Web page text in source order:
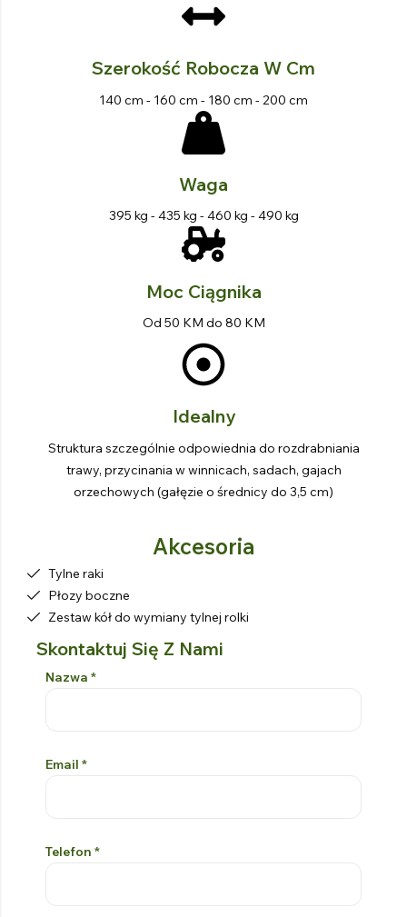
Szerokość Robocza W Cm
140 cm - 160 cm - 180 cm - 200 cm
Waga
395 kg - 435 kg - 460 kg - 490 kg
Moc Ciągnika
Od 50 KM do 80 KM
Idealny
Struktura szczególnie odpowiednia do rozdrabniania
trawy, przycinania w winnicach, sadach, gajach
orzechowych (gałęzie o średnicy do 3,5 cm)
Akcesoria
Tylne raki
Płozy boczne
Zestaw kół do wymiany tylnej rolki
Skontaktuj Się Z Nami
Formularz Kontaktowy
Si prega di lasciare vuoto questo campo
Nazwa *
Email *
Telefon *